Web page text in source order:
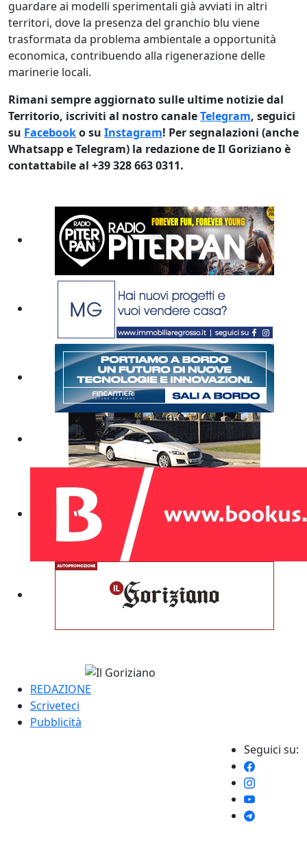
guardare ai modelli sperimentali già avviati in altri
territori, dove la presenza del granchio blu viene
trasformata da problema ambientale a opportunità
economica, contribuendo alla rigenerazione delle
marinerie locali.
Rimani sempre aggiornato sulle ultime notizie dal
Territorio, iscriviti al nostro canaleTelegram, seguici
su Facebooko su Instagram! Per segnalazioni (anche
Whatsapp e Telegram) la redazione de Il Goriziano è
contattabile al +39 328 663 0311.
REDAZIONE
Scriveteci
Pubblicità
Seguici su: